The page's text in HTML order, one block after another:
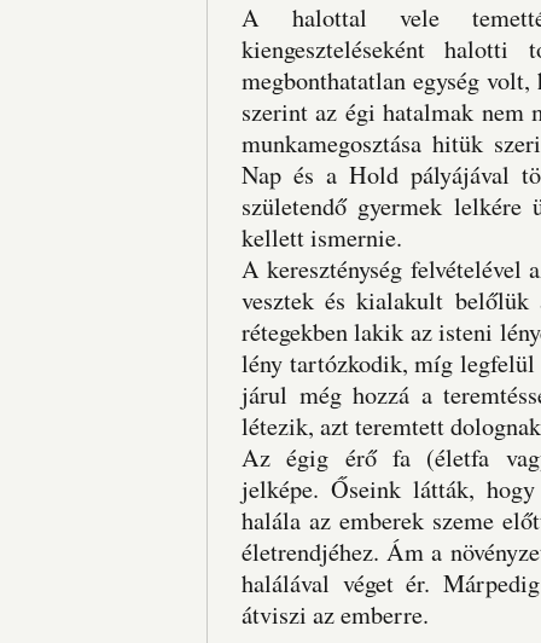
A halottal vele
kiengeszteléseként
megbonthatatlan egység
szerint az égi hatalmak nem
munkamegosztása hitük
Nap és a Hold pályájával
születendő gyermek lelkére
kellett ismernie.
A kereszténység felvételével
vesztek és kialakult belőlük
rétegekben lakik az isteni
lény tartózkodik, míg legfelül
járul még hozzá a
létezik, azt teremtett
Az égig érő fa (életfa
jelképe. Őseink látták, hogy
halála az emberek szeme
életrendjéhez. Ám a
halálával véget ér.
átviszi az emberre.